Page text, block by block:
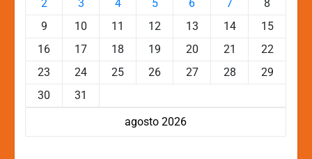
agosto 2026
2
3 4 5 6 7
8
9
10 11 12 13 14
15
16
17 18 19 20 21
22
23
24 25 26 27 28
29
30
31